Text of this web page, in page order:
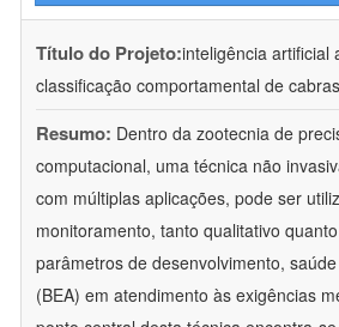
Título do Projeto:inteligência artificial
classificação comportamental de
Resumo: Dentro da zootecnia de
computacional, uma técnica não
com múltiplas aplicações, pode ser
monitoramento, tanto qualitativo
parâmetros de desenvolvimento,
(BEA) em atendimento às exigências